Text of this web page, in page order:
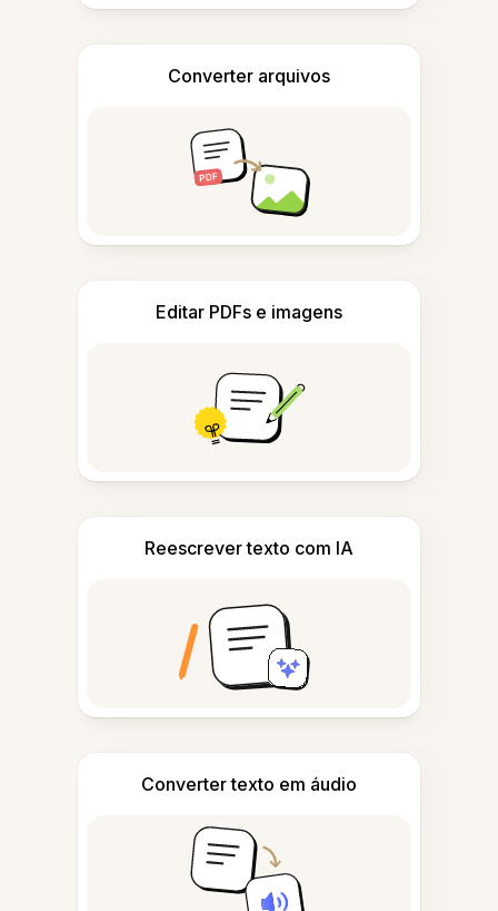
Converter arquivos
Editar PDFs e imagens
Reescrever texto com IA
Converter texto em áudio